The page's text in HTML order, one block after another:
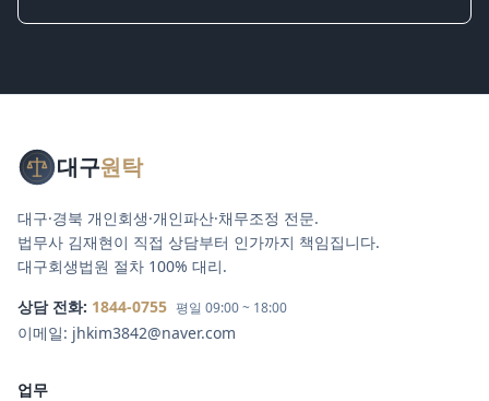
대구원탁
대구·경북 개인회생·개인파산·채무조정 전문.
법무사 김재현이 직접 상담부터 인가까지 책임집니다.
대구회생법원 절차 100% 대리.
상담 전화: 1844-0755 평일 09:00 ~ 18:00
이메일: jhkim3842@naver.com
업무